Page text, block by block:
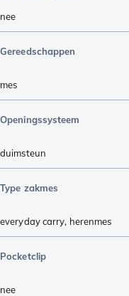
nee
Gereedschappen
mes
Openingssysteem
duimsteun
Type zakmes
everyday carry, herenmes
Pocketclip
nee